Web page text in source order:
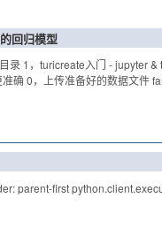
回归模型
录 1，turicreate入门 - jupyter
确 0，上传准备好的数据文件
parent-first